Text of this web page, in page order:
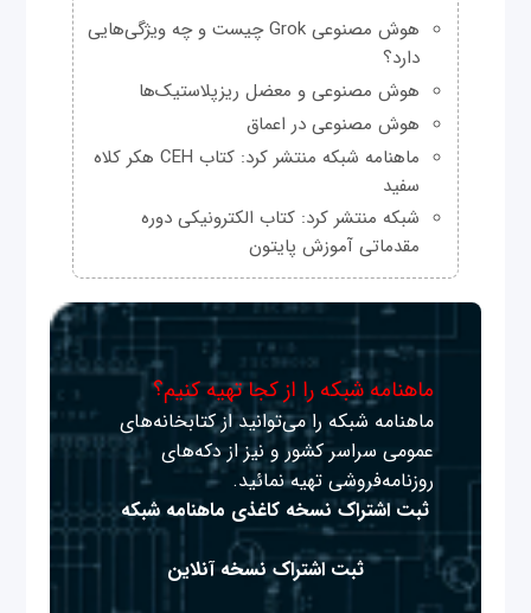
هوش مصنوعی Grok چیست و چه ویژگی‌هایی
دارد؟
هوش مصنوعی و معضل ریزپلاستیک‌ها
هوش مصنوعی در اعماق
ماهنامه شبکه منتشر کرد: کتاب CEH هکر کلاه
سفید
شبکه منتشر کرد: کتاب الکترونیکی دوره
مقدماتی آموزش پایتون
ماهنامه شبکه را از کجا تهیه کنیم؟
ماهنامه شبکه را می‌توانید از کتابخانه‌های
عمومی سراسر کشور و نیز از دکه‌های
روزنامه‌فروشی تهیه نمائید.
ثبت اشتراک نسخه کاغذی ماهنامه شبکه
ثبت اشتراک نسخه آنلاین